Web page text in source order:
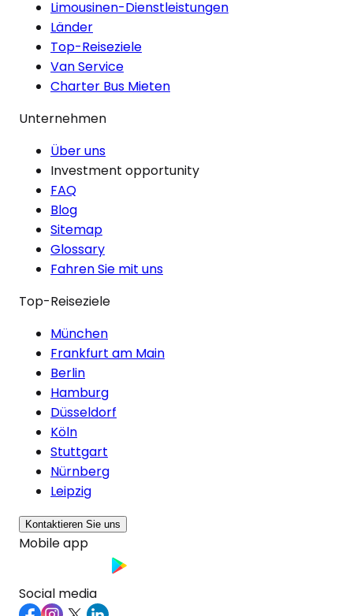
Limousinen-Dienstleistungen
Länder
Top-Reiseziele
Van Service
Charter Bus Mieten
Unternehmen
Über uns
Investment opportunity
FAQ
Blog
Sitemap
Glossary
Fahren Sie mit uns
Top-Reiseziele
München
Frankfurt am Main
Berlin
Hamburg
Düsseldorf
Köln
Stuttgart
Nürnberg
Leipzig
Kontaktieren Sie uns
Mobile app
Social media